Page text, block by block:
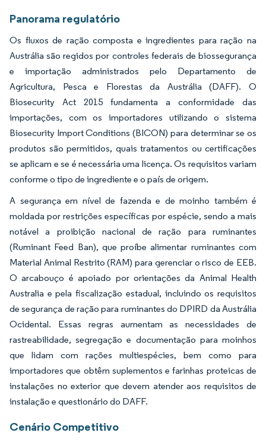
Panorama regulatório
Os fluxos de ração composta e ingredientes para ração na
Austrália são regidos por controles federais de biossegurança
e importação administrados pelo Departamento de
Agricultura, Pesca e Florestas da Austrália (DAFF). O
Biosecurity Act 2015 fundamenta a conformidade das
importações, com os importadores utilizando o sistema
Biosecurity Import Conditions (BICON) para determinar se os
produtos são permitidos, quais tratamentos ou certificações
se aplicam e se é necessária uma licença. Os requisitos variam
conforme o tipo de ingrediente e o país de origem.
A segurança em nível de fazenda e de moinho também é
moldada por restrições específicas por espécie, sendo a mais
notável a proibição nacional de ração para ruminantes
(Ruminant Feed Ban), que proíbe alimentar ruminantes com
Material Animal Restrito (RAM) para gerenciar o risco de EEB.
O arcabouço é apoiado por orientações da Animal Health
Australia e pela fiscalização estadual, incluindo os requisitos
de segurança de ração para ruminantes do DPIRD da Austrália
Ocidental. Essas regras aumentam as necessidades de
rastreabilidade, segregação e documentação para moinhos
que lidam com rações multiespécies, bem como para
importadores que obtêm suplementos e farinhas proteicas de
instalações no exterior que devem atender aos requisitos de
instalação e questionário do DAFF.
Cenário Competitivo